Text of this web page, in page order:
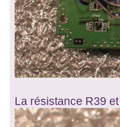
La résistance R39